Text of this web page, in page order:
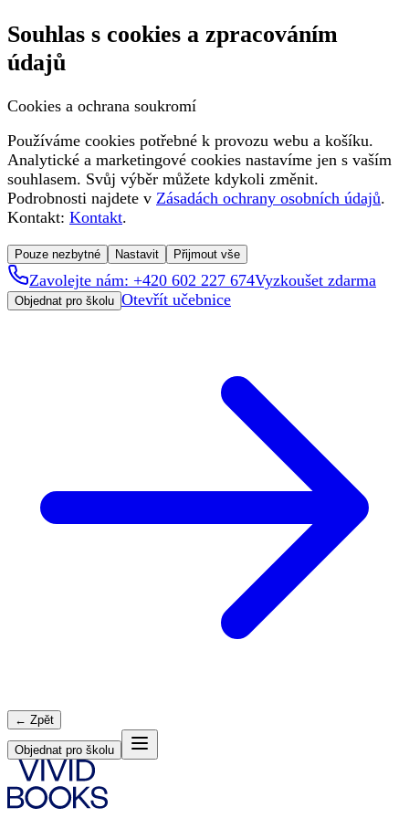
Souhlas s cookies a zpracováním
údajů
Cookies a ochrana soukromí
Používáme cookies potřebné k provozu webu a košíku.
Analytické a marketingové cookies nastavíme jen s vaším
souhlasem. Svůj výběr můžete kdykoli změnit.
Podrobnosti najdete v Zásadách ochrany osobních údajů.
Kontakt: Kontakt.
Pouze nezbytné Nastavit Přijmout vše
Zavolejte nám: +420 602 227 674Vyzkoušet zdarma
Objednat pro školu Otevřít učebnice
← Zpět
Objednat pro školu